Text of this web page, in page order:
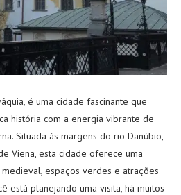
é uma cidade fascinante que
história com a energia vibrante de
Situada às margens do rio Danúbio,
Viena, esta cidade oferece uma
espaços verdes e atrações
está planejando uma visita, há muitos